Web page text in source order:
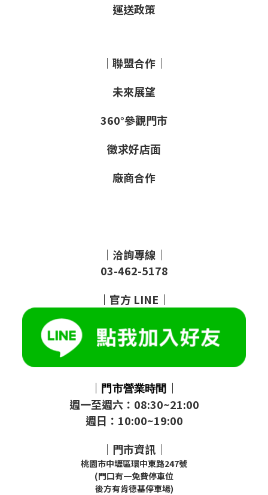
運送政策
｜聯盟合作｜
未來展望
360°參觀門市
徵求好店面
廠商合作
｜洽詢專線｜
03-462-5178
｜ 官方 LINE ｜
｜ 門市營業時間 ｜
週一至週六：08:30~21:00
週日：10:00~19:00
｜門市資訊｜
桃園市中壢區環中東路247號
(門口有一免費停車位
後方有肯德基停車場)